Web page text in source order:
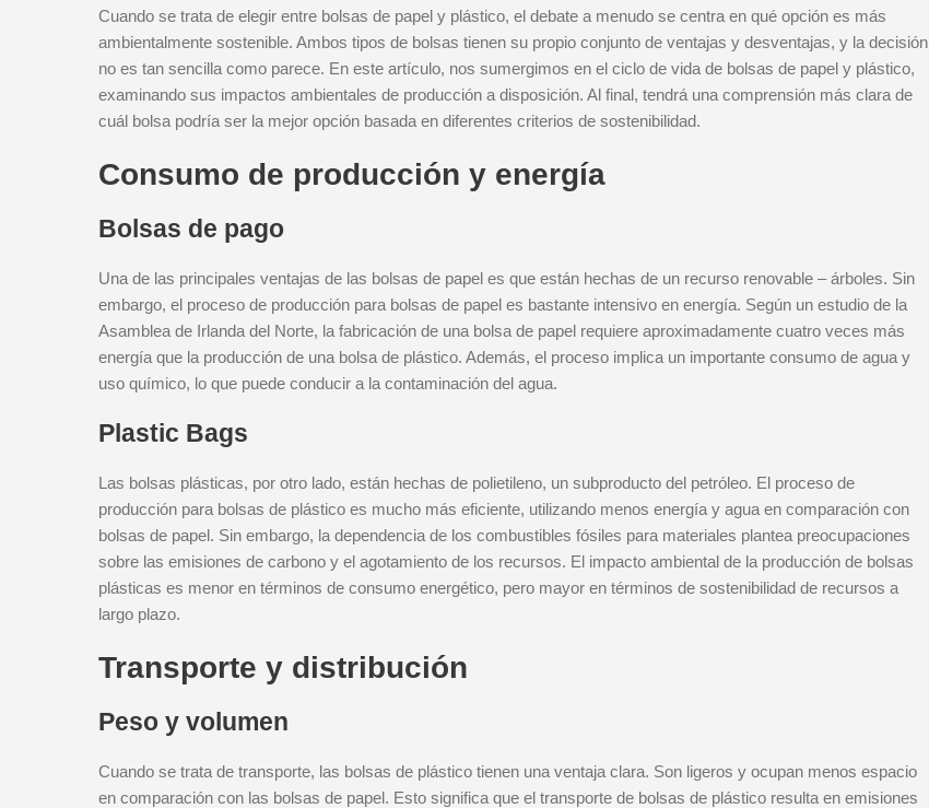
Cuando se trata de elegir entre bolsas de papel y plástico, el debate a menudo se centra en qué opción es más
ambientalmente sostenible. Ambos tipos de bolsas tienen su propio conjunto de ventajas y desventajas, y la decisión
no es tan sencilla como parece. En este artículo, nos sumergimos en el ciclo de vida de bolsas de papel y plástico,
examinando sus impactos ambientales de producción a disposición. Al final, tendrá una comprensión más clara de
cuál bolsa podría ser la mejor opción basada en diferentes criterios de sostenibilidad.
Consumo de producción y energía
Bolsas de pago
Una de las principales ventajas de las bolsas de papel es que están hechas de un recurso renovable – árboles. Sin
embargo, el proceso de producción para bolsas de papel es bastante intensivo en energía. Según un estudio de la
Asamblea de Irlanda del Norte, la fabricación de una bolsa de papel requiere aproximadamente cuatro veces más
energía que la producción de una bolsa de plástico. Además, el proceso implica un importante consumo de agua y
uso químico, lo que puede conducir a la contaminación del agua.
Plastic Bags
Las bolsas plásticas, por otro lado, están hechas de polietileno, un subproducto del petróleo. El proceso de
producción para bolsas de plástico es mucho más eficiente, utilizando menos energía y agua en comparación con
bolsas de papel. Sin embargo, la dependencia de los combustibles fósiles para materiales plantea preocupaciones
sobre las emisiones de carbono y el agotamiento de los recursos. El impacto ambiental de la producción de bolsas
plásticas es menor en términos de consumo energético, pero mayor en términos de sostenibilidad de recursos a
largo plazo.
Transporte y distribución
Peso y volumen
Cuando se trata de transporte, las bolsas de plástico tienen una ventaja clara. Son ligeros y ocupan menos espacio
en comparación con las bolsas de papel. Esto significa que el transporte de bolsas de plástico resulta en emisiones